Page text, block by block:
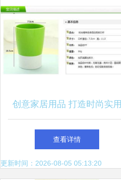
创意家居用品 打造时尚实用
生活新体验
查看详情
更新时间：2026-08-05 05:13:20